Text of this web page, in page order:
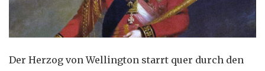
Der Herzog von Wellington starrt quer durch den